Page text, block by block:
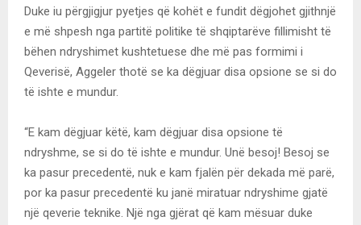
Duke iu përgjigjur pyetjes që kohët e fundit dëgjohet gjithnjë
e më shpesh nga partitë politike të shqiptarëve fillimisht të
bëhen ndryshimet kushtetuese dhe më pas formimi i
Qeverisë, Aggeler thotë se ka dëgjuar disa opsione se si do
të ishte e mundur.
“E kam dëgjuar këtë, kam dëgjuar disa opsione të
ndryshme, se si do të ishte e mundur. Unë besoj! Besoj se
ka pasur precedentë, nuk e kam fjalën për dekada më parë,
por ka pasur precedentë ku janë miratuar ndryshime gjatë
një qeverie teknike. Një nga gjërat që kam mësuar duke